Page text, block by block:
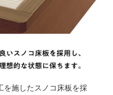
を施したスノコ床板を採